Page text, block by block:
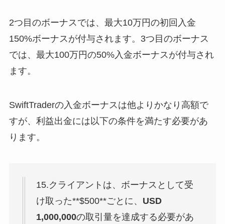
2つ目のボーナスでは、最大10万円の初回入金
150%ボーナスが付与されます。3つ目のボーナス
では、最大100万円の50%入金ボーナスが付与され
ます。
SwiftTraderの入金ボーナスは他よりかなり高額で
すが、利益出金には以下の条件を満たす必要があ
ります。
15.クライアントは、ボーナスとして受
け取った**$500**ごとに、 USD
1,000,000の取引量を達成する必要があ